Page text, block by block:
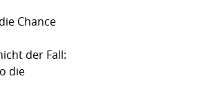
Chance
der Fall:
die